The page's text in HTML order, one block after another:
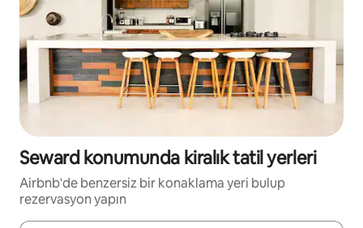
Seward konumunda kiralık tatil yerleri
Airbnb'de benzersiz bir konaklama yeri bulup
rezervasyon yapın